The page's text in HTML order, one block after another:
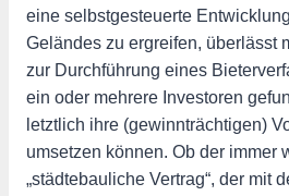
eine selbstgesteuerte
Geländes zu ergreifen, überlässt
zur Durchführung eines
ein oder mehrere Investoren
letztlich ihre (gewinnträchtigen)
umsetzen können. Ob der immer
„städtebauliche Vertrag“, der mit